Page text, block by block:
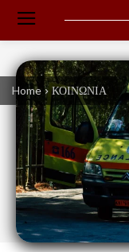
Home ΚΟΙΝΩΝΙΑ